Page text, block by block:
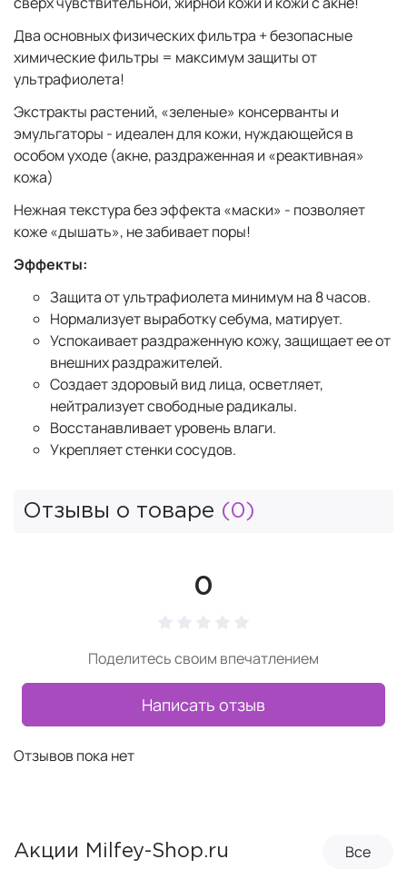
Два основных физических фильтра + безопасные
химические фильтры = максимум защиты от
ультрафиолета!
Экстракты растений, «зеленые» консерванты и
эмульгаторы - идеален для кожи, нуждающейся в
особом уходе (акне, раздраженная и «реактивная»
кожа)
Нежная текстура без эффекта «маски» - позволяет
коже «дышать», не забивает поры!
Эффекты:
Защита от ультрафиолета минимум на 8 часов.
Нормализует выработку себума, матирует.
Успокаивает раздраженную кожу, защищает ее от
внешних раздражителей.
Создает здоровый вид лица, осветляет,
нейтрализует свободные радикалы.
Восстанавливает уровень влаги.
Укрепляет стенки сосудов.
Отзывы о товаре (0)
0
Поделитесь своим впечатлением
Написать отзыв
Отзывов пока нет
Акции Milfey-Shop.ru Все